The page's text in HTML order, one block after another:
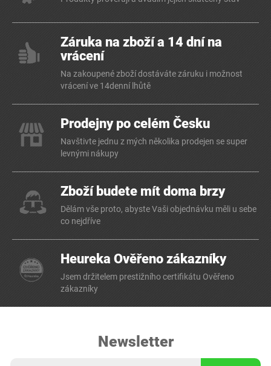
Záruka na zboží a 14 dní na
vrácení
Na zakoupené zboží dostáváte záruku i možnost
vrácení ve 14denní lhůtě
Prodejny po celém Česku
Navštivte jednu z mých několika prodejen se super
levnými nákupy
Zboží budete mít doma brzy
Dělám vše proto, abyste Vaši objednávku měli u sebe
co nejdříve
Heureka Ověřeno zákazníky
Jsem držitelem prestižního certifikátu Ověřeno
zákazníky
Newsletter